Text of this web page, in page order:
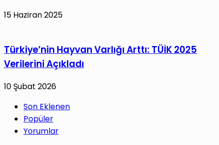
15 Haziran 2025
Türkiye’nin Hayvan Varlığı Arttı: TÜİK 2025
Verilerini Açıkladı
10 Şubat 2026
Son Eklenen
Popüler
Yorumlar